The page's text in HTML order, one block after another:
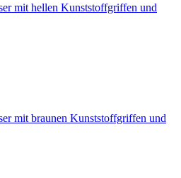
mit hellen Kunststoffgriffen und
mit braunen Kunststoffgriffen und